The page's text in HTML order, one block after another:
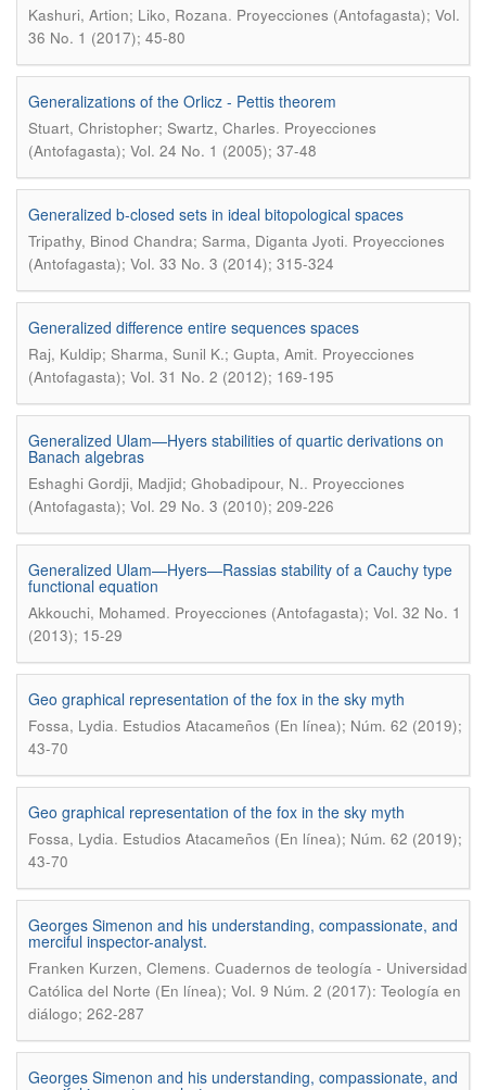
Kashuri, Artion; Liko, Rozana. Proyecciones (Antofagasta); Vol.
36 No. 1 (2017); 45-80
Generalizations of the Orlicz - Pettis theorem
Stuart, Christopher; Swartz, Charles. Proyecciones
(Antofagasta); Vol. 24 No. 1 (2005); 37-48
Generalized b-closed sets in ideal bitopological spaces
Tripathy, Binod Chandra; Sarma, Diganta Jyoti. Proyecciones
(Antofagasta); Vol. 33 No. 3 (2014); 315-324
Generalized difference entire sequences spaces
Raj, Kuldip; Sharma, Sunil K.; Gupta, Amit. Proyecciones
(Antofagasta); Vol. 31 No. 2 (2012); 169-195
Generalized Ulam—Hyers stabilities of quartic derivations on
Banach algebras
Eshaghi Gordji, Madjid; Ghobadipour, N.. Proyecciones
(Antofagasta); Vol. 29 No. 3 (2010); 209-226
Generalized Ulam—Hyers—Rassias stability of a Cauchy type
functional equation
Akkouchi, Mohamed. Proyecciones (Antofagasta); Vol. 32 No. 1
(2013); 15-29
Geo graphical representation of the fox in the sky myth
Fossa, Lydia. Estudios Atacameños (En línea); Núm. 62 (2019);
43-70
Geo graphical representation of the fox in the sky myth
Fossa, Lydia. Estudios Atacameños (En línea); Núm. 62 (2019);
43-70
Georges Simenon and his understanding, compassionate, and
merciful inspector-analyst.
Franken Kurzen, Clemens. Cuadernos de teología - Universidad
Católica del Norte (En línea); Vol. 9 Núm. 2 (2017): Teología en
diálogo; 262-287
Georges Simenon and his understanding, compassionate, and